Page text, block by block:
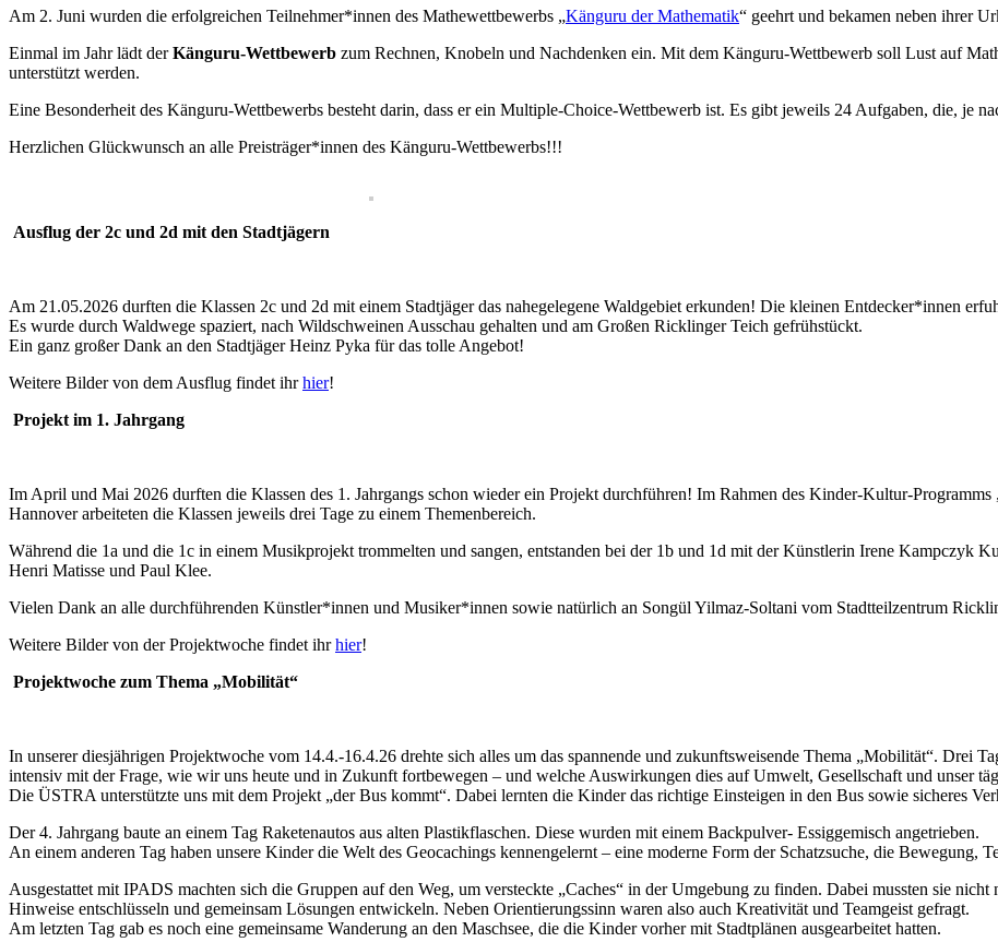
Am 2. Juni wurden die erfolgreichen Teilnehmer*innen des Mathewettbewerbs „Känguru der Mathematik“ geehrt und bekamen neben ihrer
Einmal im Jahr lädt derKänguru-Wettbewerb zum Rechnen, Knobeln und Nachdenken ein. Mit dem Känguru-Wettbewerb soll Lust auf
unterstützt werden.
Eine Besonderheit des Känguru-Wettbewerbs besteht darin, dass er ein Multiple-Choice-Wettbewerb ist. Es gibt jeweils 24 Aufgaben, die, je
Herzlichen Glückwunsch an alle Preisträger*innen des Känguru-Wettbewerbs!!!
Ausflug der 2c und 2d mit den Stadtjägern
Am 21.05.2026 durften die Klassen 2c und 2d mit einem Stadtjäger das nahegelegene Waldgebiet erkunden! Die kleinen Entdecker*innen
Es wurde durch Waldwege spaziert, nach Wildschweinen Ausschau gehalten und am Großen Ricklinger Teich gefrühstückt.
Ein ganz großer Dank an den Stadtjäger Heinz Pyka für das tolle Angebot!
Weitere Bilder von dem Ausflug findet ihrhier!
Projekt im 1. Jahrgang
Im April und Mai 2026 durften die Klassen des 1. Jahrgangs schon wieder ein Projekt durchführen! Im Rahmen des Kinder-Kultur-
Hannover arbeiteten die Klassen jeweils drei Tage zu einem Themenbereich.
Während die 1a und die 1c in einem Musikprojekt trommelten und sangen, entstanden bei der 1b und 1d mit der Künstlerin Irene Kampczyk
Henri Matisse und Paul Klee.
Vielen Dank an alle durchführenden Künstler*innen und Musiker*innen sowie natürlich an Songül Yilmaz-Soltani vom Stadtteilzentrum
Weitere Bilder von der Projektwoche findet ihrhier!
Projektwoche zum Thema „Mobilität“
In unserer diesjährigen Projektwoche vom 14.4.-16.4.26 drehte sich alles um das spannende und zukunftsweisende Thema „Mobilität“. Drei
intensiv mit der Frage, wie wir uns heute und in Zukunft fortbewegen – und welche Auswirkungen dies auf Umwelt, Gesellschaft und unser
Die ÜSTRA unterstützte uns mit dem Projekt „der Bus kommt“. Dabei lernten die Kinder das richtige Einsteigen in den Bus sowie sicheres
Der 4. Jahrgang baute an einem Tag Raketenautos aus alten Plastikflaschen. Diese wurden mit einem Backpulver- Essiggemisch angetrieben.
An einem anderen Tag haben unsere Kinder die Welt des Geocachings kennengelernt – eine moderne Form der Schatzsuche, die Bewegung,
Ausgestattet mit IPADS machten sich die Gruppen auf den Weg, um versteckte „Caches“ in der Umgebung zu finden. Dabei mussten sie
Hinweise entschlüsseln und gemeinsam Lösungen entwickeln. Neben Orientierungssinn waren also auch Kreativität und Teamgeist gefragt.
Am letzten Tag gab es noch eine gemeinsame Wanderung an den Maschsee, die die Kinder vorher mit Stadtplänen ausgearbeitet hatten.